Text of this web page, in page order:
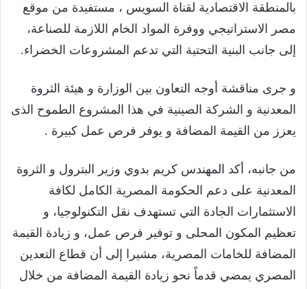
بالمنطقة الاقتصادية لقناة السويس ، مستفيدة من موقع
مصر الاستراتيجي ووفرة المواد الخام اللازمة للصناعة،
إلى جانب البنية التحتية التي تدعم المشروعات الخضراء.
و جرى مناقشة أوجه التعاون بين الوزارة و هيئة الثروة
المعدنية و الشركة الصينية في هذا المشروع الطموح الذى
يعزز من القيمة المضافة و يوفر فرص عمل كبيرة .
من جانبه، أكد المهندس كريم بدوي وزير البترول و الثروة
المعدنية على دعم الحكومة المصرية الكامل لكافة
الاستثمارات الجادة التي تستهدف نقل التكنولوجيا، و
تعظيم المكون المحلى و توفير فرص عمل، و زيادة القيمة
المضافة للخامات المصرية، مشيرا إلى أن قطاع التعدين
المصري يمضي قدماً نحو زيادة القيمة المضافة من خلال